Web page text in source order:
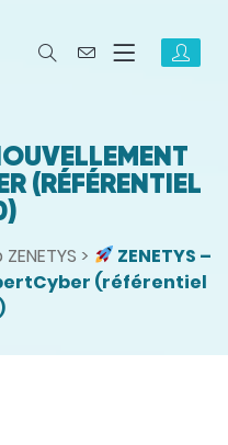
(RÉFÉRENTIEL
>
ZENETYS –
(référentiel